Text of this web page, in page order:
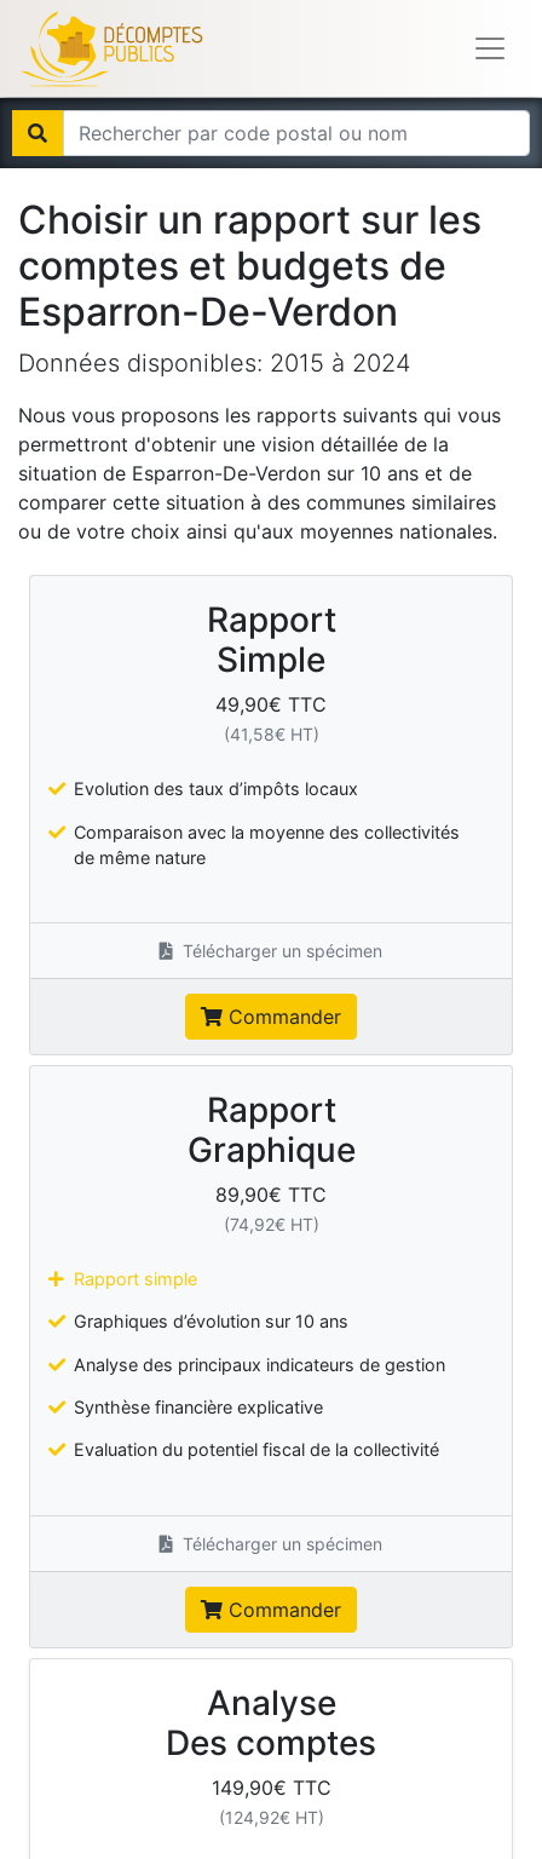
Choisir un rapport sur les
comptes et budgets de
Esparron-De-Verdon
Données disponibles: 2015 à 2024
Nous vous proposons les rapports suivants qui vous
permettront d'obtenir une vision détaillée de la
situation de Esparron-De-Verdon sur 10 ans et de
comparer cette situation à des communes similaires
ou de votre choix ainsi qu'aux moyennes nationales.
Rapport
Simple
49,90€ TTC
(41,58€ HT)
Evolution des taux d’impôts locaux
Comparaison avec la moyenne des collectivités
de même nature
Télécharger un spécimen
Commander
Rapport
Graphique
89,90€ TTC
(74,92€ HT)
Rapport simple
Graphiques d’évolution sur 10 ans
Analyse des principaux indicateurs de gestion
Synthèse financière explicative
Evaluation du potentiel fiscal de la collectivité
Télécharger un spécimen
Commander
Analyse
Des comptes
149,90€ TTC
(124,92€ HT)